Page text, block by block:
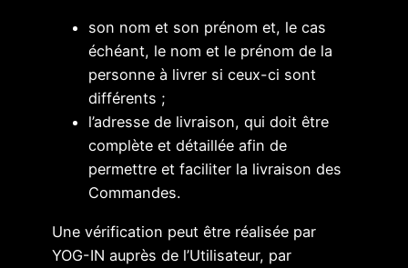
son nom et son prénom et, le cas
échéant, le nom et le prénom de la
personne à livrer si ceux-ci sont
différents ;
l’adresse de livraison, qui doit être
complète et détaillée afin de
permettre et faciliter la livraison des
Commandes.
Une vérification peut être réalisée par
YOG-IN auprès de l’Utilisateur, par